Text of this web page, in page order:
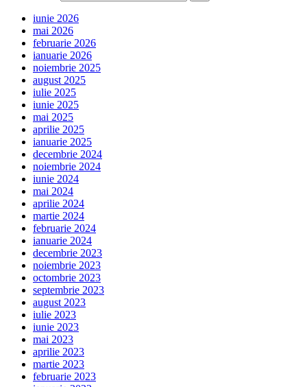
iunie 2026
mai 2026
februarie 2026
ianuarie 2026
noiembrie 2025
august 2025
iulie 2025
iunie 2025
mai 2025
aprilie 2025
ianuarie 2025
decembrie 2024
noiembrie 2024
iunie 2024
mai 2024
aprilie 2024
martie 2024
februarie 2024
ianuarie 2024
decembrie 2023
noiembrie 2023
octombrie 2023
septembrie 2023
august 2023
iulie 2023
iunie 2023
mai 2023
aprilie 2023
martie 2023
februarie 2023